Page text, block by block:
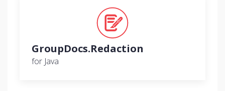
GroupDocs.Redaction
for Java